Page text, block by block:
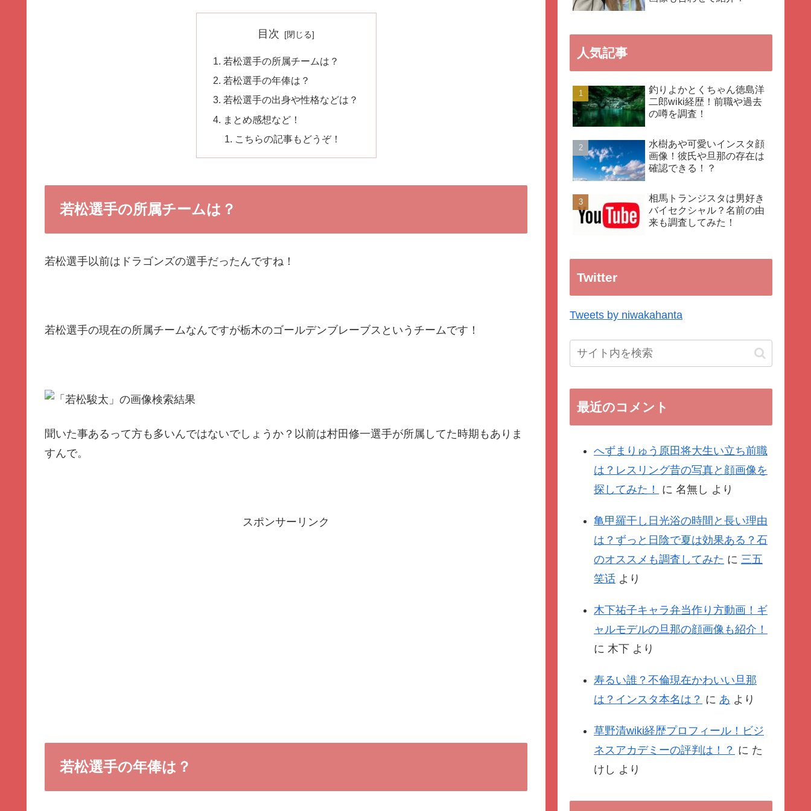
目次
若松選手の所属チームは？
若松選手の年俸は？
若松選手の出身や性格などは？
まとめ感想など！
こちらの記事もどうぞ！
若松選手の所属チームは？
若松選手以前はドラゴンズの選手だったんですね！
若松選手の現在の所属チームなんですが栃木のゴールデンブレーブスというチームです！
聞いた事あるって方も多いんではないでしょうか？以前は村田修一選手が所属してた時期もありま
すんで。
スポンサーリンク
若松選手の年俸は？
人気記事
釣りよかとくちゃん徳島洋
二郎wiki経歴！前職や過去
の噂を調査！
水樹あや可愛いインスタ顔
画像！彼氏や旦那の存在は
確認できる！？
相馬トランジスタは男好き
バイセクシャル？名前の由
来も調査してみた！
Twitter
Tweets by niwakahanta
最近のコメント
へずまりゅう原田将大生い立ち前職
は？レスリング昔の写真と顔画像を
探してみた！
に 名無し より
亀甲羅干し日光浴の時間と長い理由
は？ずっと日陰で夏は効果ある？石
のオススメも調査してみた に 三五
笑话 より
木下祐子キャラ弁当作り方動画！ギ
ャルモデルの旦那の顔画像も紹介！
に 木下 より
寿るい誰？不倫現在かわいい旦那
は？インスタ本名は？ に あ より
草野清wiki経歴プロフィール！ビジ
ネスアカデミーの評判は！？ に た
けし より